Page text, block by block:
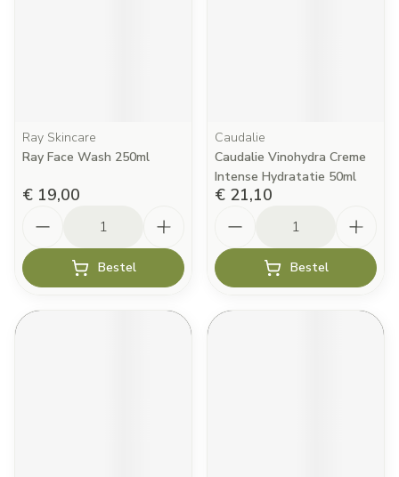
Ray Skincare
Ray Face Wash 250ml
€ 19,00
Bestel
Caudalie
Caudalie Vinohydra Creme
Intense Hydratatie 50ml
€ 21,10
Bestel